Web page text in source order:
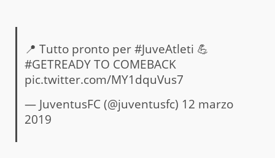
📍 Tutto pronto per#JuveAtleti 💪
#GETREADYTO COMEBACK
pic.twitter.com/MY1dquVus7
— JuventusFC (@juventusfc) 12 marzo
2019